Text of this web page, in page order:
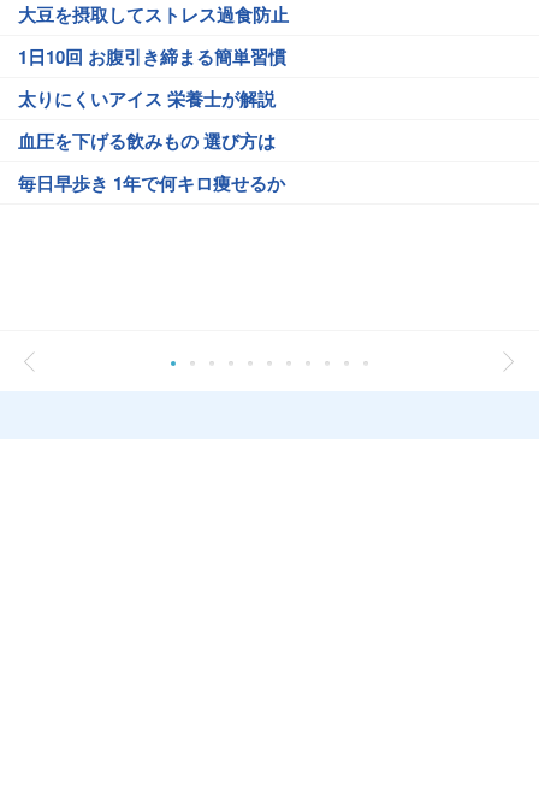
大豆を摂取してストレス過食防止
1日10回 お腹引き締まる簡単習慣
太りにくいアイス 栄養士が解説
血圧を下げる飲みもの 選び方は
毎日早歩き 1年で何キロ痩せるか